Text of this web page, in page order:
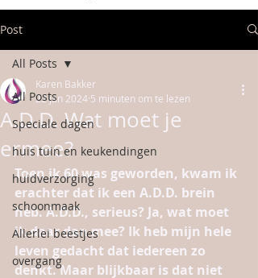
Post
All Posts
Speciale dagen
huis tuin en keukendingen
huidverzorging
schoonmaak
Allerlei beestjes
overgang
All Posts
A.D.D. Wat moet je
ermee?
Karen Bakker
22 jan 2024 5 minuten om te lezen
Toen ik 60 was geworden, kwam ik
erachter dat ik een A.D.D. brein
heb. A.D.D., serieus? Ja, wat moet
ik daar dan mee? Ik heb mijn hele
leven gedacht dat iedereen zo
denkt. Maar blijkbaar is dat niet